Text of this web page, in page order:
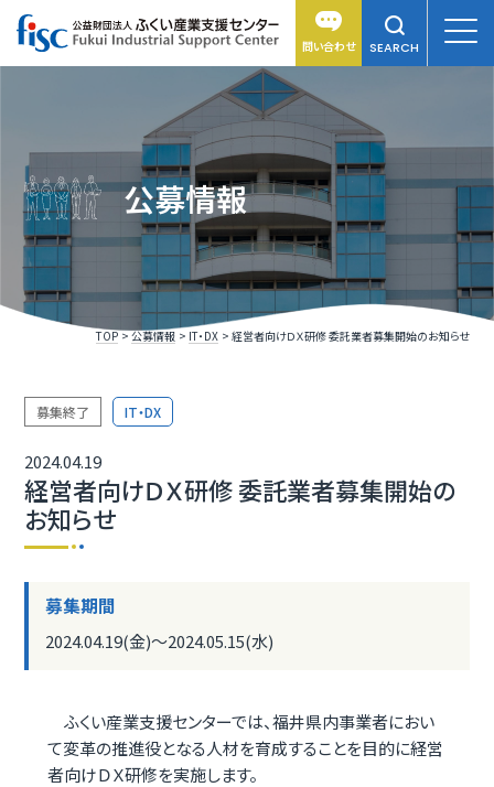
問い合わせ SEARCH
公募情報
TOP 公募情報 IT・DX 経営者向けＤＸ研修 委託業者募集開始のお知らせ
募集終了 IT・DX
2024.04.19
経営者向けＤＸ研修 委託業者募集開始の
お知らせ
募集期間
2024.04.19(金)〜2024.05.15(水)
ふくい産業支援センターでは、福井県内事業者におい
て変革の推進役となる人材を育成することを目的に経営
者向けＤＸ研修を実施します。